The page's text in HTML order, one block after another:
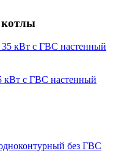
котлы
кВт с ГВС настенный